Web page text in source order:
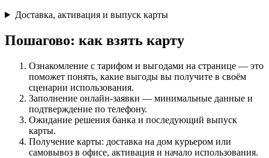
Доставка, активация и выпуск карты
Пошагово: как взять карту
Ознакомление с тарифом и выгодами на странице — это
поможет понять, какие выгоды вы получите в своём
сценарии использования.
Заполнение онлайн-заявки — минимальные данные и
подтверждение по телефону.
Ожидание решения банка и последующий выпуск
карты.
Получение карты: доставка на дом курьером или
самовывоз в офисе, активация и начало использования.